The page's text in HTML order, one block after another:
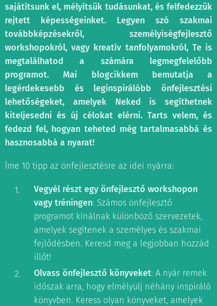
sajátítsunk el, mélyítsük tudásunkat, és felfedezzük
rejtett képességeinket. Legyen szó szakmai
továbbképzésekről, személyiségfejlesztő
workshopokról, vagy kreatív tanfolyamokról, Te is
megtalálhatod a számára legmegfelelőbb
programot. Mai blogcikkem bemutatja a
legérdekesebb és leginspirálóbb önfejlesztési
lehetőségeket, amelyek Neked is segíthetnek
kiteljesedni és új célokat elérni. Tarts velem, és
fedezd fel, hogyan teheted még tartalmasabbá és
hasznosabbá a nyarat!
Íme 10 tipp az önfejlesztésre az idei nyárra:
Vegyél részt egy önfejlesztő workshopon
vagy tréningen: Számos önfejlesztő
programot kínálnak különböző szervezetek,
amelyek segítenek a személyes és szakmai
fejlődésben. Keresd meg a legjobban hozzád
illőt!
Olvass önfejlesztő könyveket: A nyár remek
időszak arra, hogy elmélyülj néhány inspiráló
könyvben. Keress olyan könyveket, amelyek